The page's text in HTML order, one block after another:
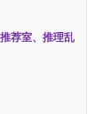
荐室、推理乱